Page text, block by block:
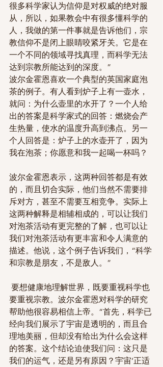
很多科学家认为信仰是对权威的绝对服
从，所以，如果教会中有很多懂科学的
人，我做的第一件事就是告诉他们，宗
教信仰不是闭上眼睛咬紧牙关。它是在
一个不同的领域寻找真理，而科学无法
达到宗教所能达到的深度。”
波尔金霍恩喜欢一个典型的英国家庭泡
茶的例子。有人看到炉子上有一壶水，
就问：为什么壶里的水开了？一个人给
出的答案是科学家式的回答：燃烧会产
生热量，使水的温度升高到沸点。另一
个人回答是：炉子上的水壶开了，因为
我在泡茶；你愿意和我一起喝一杯吗？
波尔金霍恩表示，这两种回答都是有效
的，而且切合实际，他们当然不需要排
斥对方，甚至不需要互相竞争。实际上
这两种解释是相辅相成的，可以让我们
对泡茶活动有更完整的了解，也可以让
我们对泡茶活动有更丰富和令人满意的
描述。他说，这个例子告诉我们，“科学
和宗教是朋友，不是敌人。”
要重视宗教。波尔金霍恩对科学的研究
帮助他很容易相信上帝。“首先，科学已
经向我们展示了宇宙是透明的，而且合
理地美丽，但却没有给出为什么会这样
的答案。这个结论迫使我们问：这只是
我们的运气，还是另有原因？宇宙‘正适